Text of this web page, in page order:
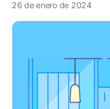
26 de enero de 2024